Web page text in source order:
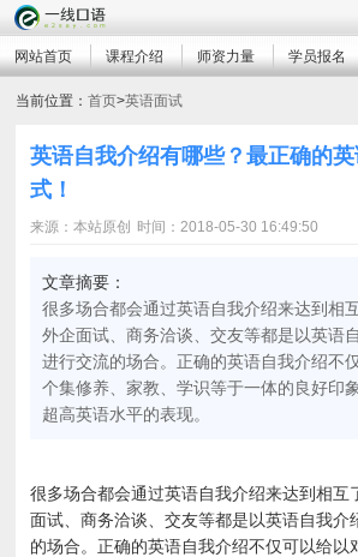
网站首页 课程介绍 师资力量 学员报名
当前位置：首页>英语面试
英语自我介绍有哪些？最正确的
式！
来源：本站原创 时间：2018-05-30 16:49:50
文章摘要：
很多场合都会通过英语自我介绍来达到相
外企面试、商务洽谈、交友等都是以英语
进行交流的场合。正确的英语自我介绍不
个集修养、家教、学识等于一体的良好印
超高英语水平的表现。
很多场合都会通过英语自我介绍来达到相互
面试、商务洽谈、交友等都是以英语自我介
的场合。正确的英语自我介绍不仅可以给以